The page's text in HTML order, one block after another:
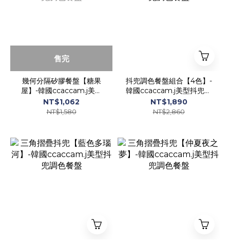
售完
幾何分隔矽膠餐盤【糖果
屋】-韓國ccaccam.j美型
抖兜調色餐盤
NT$1,062
NT$1,580
抖兜調色餐盤組合【4色】-
韓國ccaccam.j美型抖兜調
色餐盤
NT$1,890
NT$2,860